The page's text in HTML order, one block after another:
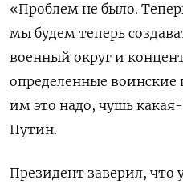
«Проблем не было.
мы будем теперь
военный округ и
определенные воинские
им это надо, чушь
Путин.
Президент заверил, что